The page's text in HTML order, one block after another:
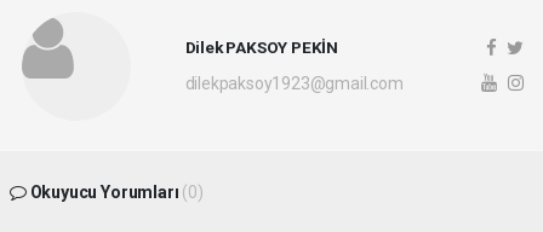
Dilek PAKSOY PEKİN
dilekpaksoy1923@gmail.com
Okuyucu Yorumları (0)